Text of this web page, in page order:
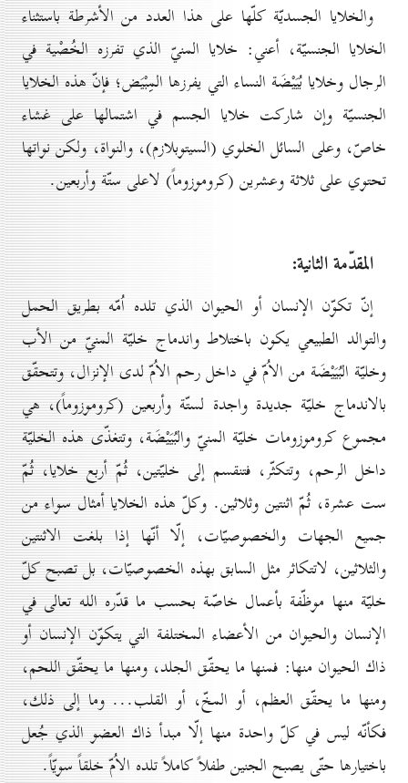
والخلايا الجسديّة كلّها على هذا العدد من الأشرطة باستثناء
الخلايا الجنسيّة، أعني: خلايا المنيّ الذي تفرزه الخُصْية في
الرجال وخلايا بُيَيْضَة النساء التي يفرزها المِبْيَض؛ فإنّ هذه الخلايا
الجنسيّة وإن شاركت خلايا الجسم في اشتمالها على غشاء
خاصّ، وعلى السائل الخلوي (السيتوبلازم)، والنواة، ولكن نواتها
تحتوي على ثلاثة وعشرين (كروموزوماً) لاعلى ستّة وأربعين.
المقدّمة الثانية:
إنّ تكوّن الإنسان أو الحيوان الذي تلده اُمّه بطريق الحمل
والتوالد الطبيعي يكون باختلاط واندماج خليّة المنيّ من الأب
وخليّة البُيَيْضَة من الاُمّ في داخل رحم الاُمّ لدى الإنزال، وتتحقّق
بالاندماج خليّة جديدة واجدة لستّة وأربعين (كروموزوماً)، هي
مجموع كروموزومات خليّة المنيّ والبُيَيْضَة، وتتغذّى هذه الخليّة
داخل الرحم، وتتكثّر، فتنقسم إلى خليّتين، ثُمّ أربع خلايا، ثُمّ
ست عشرة، ثُمّ اثنتين وثلاثين. وكلّ هذه الخلايا أمثال سواء من
جميع الجهات والخصوصيّات، إلّا أنّها إذا بلغت الاثنتين
والثلاثين، لاتتكاثر مثل السابق بهذه الخصوصيّات، بل تصبح كلّ
خليّة منها موظّفة بأعمال خاصّة بحسب ما قدّره الله تعالى في
الإنسان والحيوان من الأعضاء المختلفة التي يتكوّن الإنسان أو
ذاك الحيوان منها: فمنها ما يحقّق الجلد، ومنها ما يحقّق اللحم،
ومنها ما يحقّق العظم، أو المخّ، أو القلب... وما إلى ذلك،
فكأنّه ليس في كلّ واحدة منها إلّا مبدأ ذاك العضو الذي جُعل
باختيارها حتّى يصبح الجنين طفلاً كاملاً تلده الاُمّ خلقاً سويّاً.